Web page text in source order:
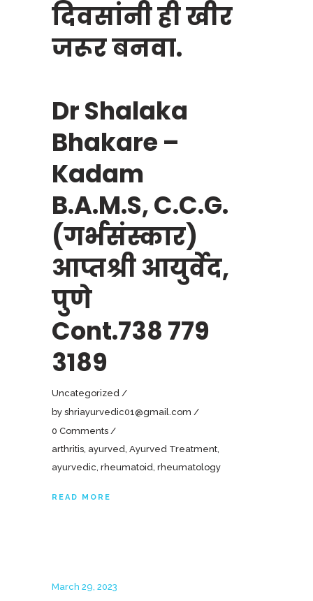
दिवसांनी ही खीर
जरूर बनवा.
Dr Shalaka
Bhakare –
Kadam
B.A.M.S, C.C.G.
(गर्भसंस्कार)
आप्तश्री आयुर्वेद,
पुणे
Cont.738 779
3189
Uncategorized
by shriayurvedic01@gmail.com
0 Comments
arthritis, ayurved, Ayurved Treatment,
ayurvedic, rheumatoid, rheumatology
READ MORE
March 29, 2023